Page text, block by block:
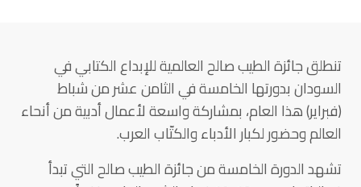
تنطلق جائزة الطيب صالح العالمية للإبداع الكتابي في
السودان بدورتها الخامسة في الثامن عشر من شباط
(فبراير) هذا العام، بمشاركة واسعة لأعمال أدبية من أنحاء
العالم وحضور لكبار الأدباء والكتّاب العرب.
تشهد الدورة الخامسة من جائزة الطيب صالح التي تبدأ